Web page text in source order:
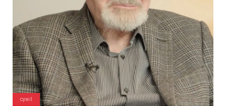
cywil